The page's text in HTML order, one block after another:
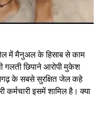
में मैनुअल के हिसाब से काम
गलती छिपाने आरोपी मुकेश
के सबसे सुरक्षित जेल कहे
इसमें शामिल है। क्या